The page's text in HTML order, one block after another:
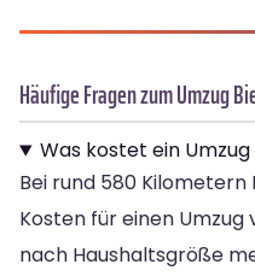
Häufige Fragen zum Umzug
Was kostet ein
Bei rund 580
Kosten für einen
nach Haushaltsgröße